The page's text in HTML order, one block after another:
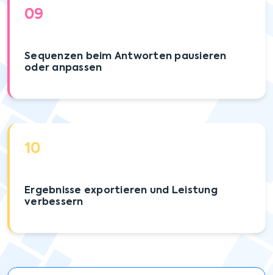
09
Sequenzen beim Antworten pausieren
oder anpassen
10
Ergebnisse exportieren und Leistung
verbessern